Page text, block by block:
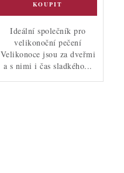
Ideální společník pro
velikonoční pečení
Velikonoce jsou za dveřmi
a s nimi i čas sladkého...